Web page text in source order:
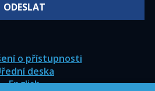
o přístupnosti
deska
English